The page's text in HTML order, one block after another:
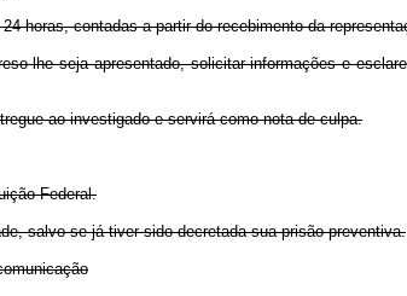
horas, contadas a partir do recebimento da
lhe seja apresentado, solicitar informações e
ao investigado e servirá como nota de culpa.
Federal.
salvo se já tiver sido decretada sua prisão preventiva.